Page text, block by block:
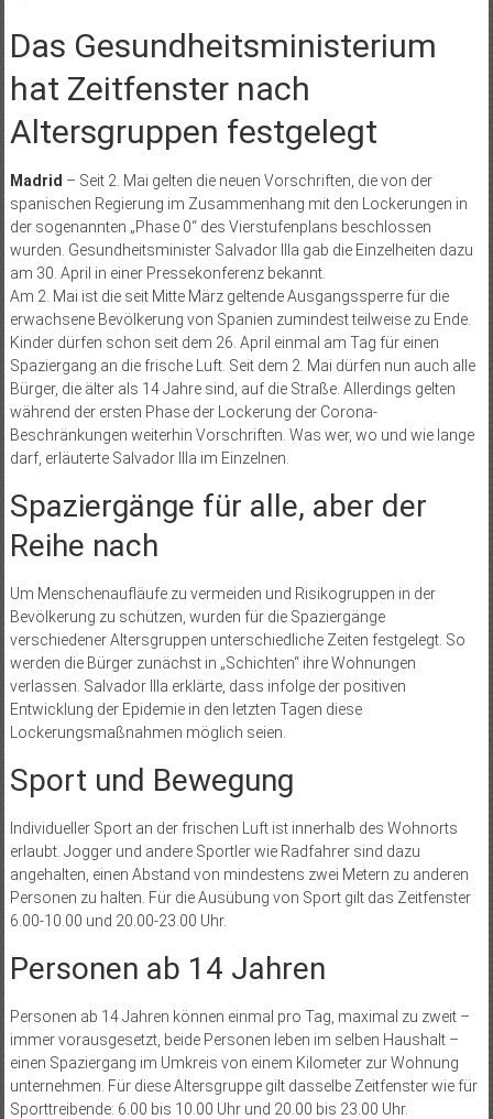
Das Gesundheitsministerium
hat Zeitfenster nach
Altersgruppen festgelegt
Madrid – Seit 2. Mai gelten die neuen Vorschriften, die von der
spanischen Regierung im Zusammenhang mit den Lockerungen in
der sogenannten „Phase 0“ des Vierstufenplans beschlossen
wurden. Gesundheitsminister Salvador Illa gab die Einzelheiten dazu
am 30. April in einer Pressekonferenz bekannt.
Am 2. Mai ist die seit Mitte März geltende Ausgangssperre für die
erwachsene Bevölkerung von Spanien zumindest teilweise zu Ende.
Kinder dürfen schon seit dem 26. April einmal am Tag für einen
Spaziergang an die frische Luft. Seit dem 2. Mai dürfen nun auch alle
Bürger, die älter als 14 Jahre sind, auf die Straße. Allerdings gelten
während der ersten Phase der Lockerung der Corona-
Beschränkungen weiterhin Vorschriften. Was wer, wo und wie lange
darf, erläuterte Salvador Illa im Einzelnen.
Spaziergänge für alle, aber der
Reihe nach
Um Menschenaufläufe zu vermeiden und Risikogruppen in der
Bevölkerung zu schützen, wurden für die Spaziergänge
verschiedener Altersgruppen unterschiedliche Zeiten festgelegt. So
werden die Bürger zunächst in „Schichten“ ihre Wohnungen
verlassen. Salvador Illa erklärte, dass infolge der positiven
Entwicklung der Epidemie in den letzten Tagen diese
Lockerungsmaßnahmen möglich seien.
Sport und Bewegung
Individueller Sport an der frischen Luft ist innerhalb des Wohnorts
erlaubt. Jogger und andere Sportler wie Radfahrer sind dazu
angehalten, einen Abstand von mindestens zwei Metern zu anderen
Personen zu halten. Für die Ausübung von Sport gilt das Zeitfenster
6.00-10.00 und 20.00-23.00 Uhr.
Personen ab 14 Jahren
Personen ab 14 Jahren können einmal pro Tag, maximal zu zweit –
immer vorausgesetzt, beide Personen leben im selben Haushalt –
einen Spaziergang im Umkreis von einem Kilometer zur Wohnung
unternehmen. Für diese Altersgruppe gilt dasselbe Zeitfenster wie für
Sporttreibende: 6.00 bis 10.00 Uhr und 20.00 bis 23.00 Uhr.